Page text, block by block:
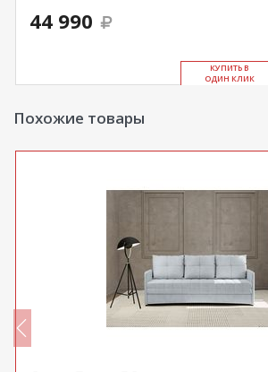
44 990
КУ­ПИТЬ В
ОДИН КЛИК
Похожие товары